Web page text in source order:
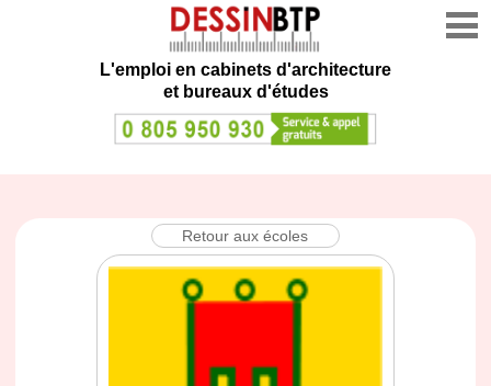
L'emploi en cabinets d'architecture
et bureaux d'études
Retour aux écoles